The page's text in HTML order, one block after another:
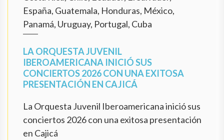
España, Guatemala, Honduras, México,
Panamá, Uruguay, Portugal, Cuba
LA ORQUESTA JUVENIL
IBEROAMERICANA INICIÓ SUS
CONCIERTOS 2026 CON UNA EXITOSA
PRESENTACIÓN EN CAJICÁ
La Orquesta Juvenil Iberoamericana inició sus
conciertos 2026 con una exitosa presentación
en Cajicá